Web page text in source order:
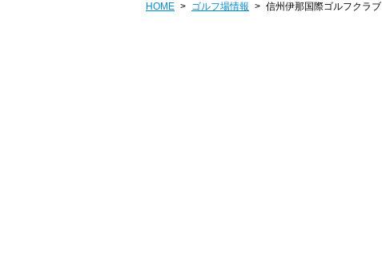
HOME > ゴルフ場情報 > 信州伊那国際ゴルフクラブ